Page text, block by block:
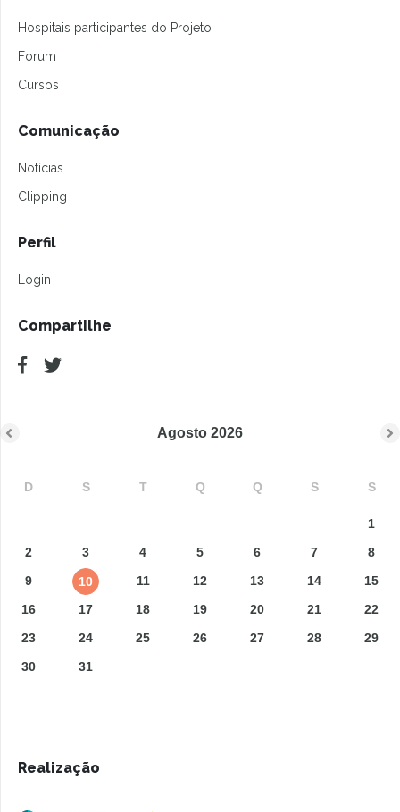
Hospitais participantes do Projeto
Forum
Cursos
Comunicação
Notícias
Clipping
Perfil
Login
Compartilhe
Agosto 2026
D S T Q Q S S
1
2
3 4 5 6 7
8
9
10 11 12 13 14
15
16
17 18 19 20 21
22
23
24 25 26 27 28
29
30
31
Realização